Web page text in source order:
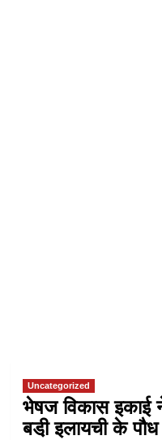
Uncategorized
भेषज विकास इकाई
बडी़ इलायची के पौध